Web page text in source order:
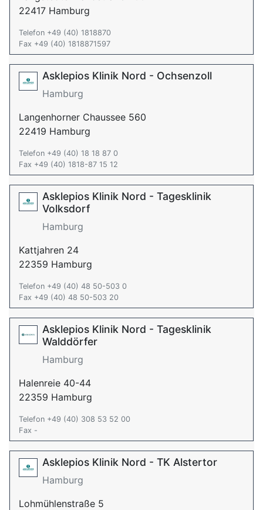
22417 Hamburg
Telefon +49 (40) 1818870
Fax +49 (40) 1818871597
Asklepios Klinik Nord - Ochsenzoll
Hamburg
Langenhorner Chaussee 560
22419 Hamburg
Telefon +49 (40) 18 18 87 0
Fax +49 (40) 1818-87 15 12
Asklepios Klinik Nord - Tagesklinik
Volksdorf
Hamburg
Kattjahren 24
22359 Hamburg
Telefon +49 (40) 48 50-503 0
Fax +49 (40) 48 50-503 20
Asklepios Klinik Nord - Tagesklinik
Walddörfer
Hamburg
Halenreie 40-44
22359 Hamburg
Telefon +49 (40) 308 53 52 00
Fax -
Asklepios Klinik Nord - TK Alstertor
Hamburg
Lohmühlenstraße 5